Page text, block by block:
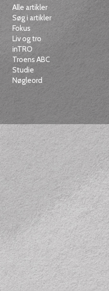
Alle artikler
Søg i artikler
Fokus
Liv og tro
inTRO
Troens ABC
Studie
Nøgleord